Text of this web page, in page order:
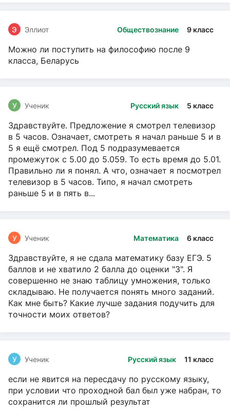
Обществознание 9 класс
Э Эллиот
Можно ли поступить на философию после 9
класса, Беларусь
Русский язык 5 класс
У Ученик
Здравствуйте. Предложение я смотрел телевизор
в 5 часов. Означает, смотреть я начал раньше 5 и в
5 я ещё смотрел. Под 5 подразумевается
промежуток с 5.00 до 5.059. То есть время до 5.01.
Правильно ли я понял. А что, означает я посмотрел
телевизор в 5 часов. Типо, я начал смотреть
раньше 5 и в пять в...
Математика 6 класс
У Ученик
Здравствуйте, я не сдала математику базу ЕГЭ. 5
баллов и не хватило 2 балла до оценки "3". Я
совершенно не знаю таблицу умножения, только
складываю. Не получается понять много заданий.
Как мне быть? Какие лучше задания подучить для
точности моих ответов?
Русский язык 11 класс
У Ученик
если не явится на пересдачу по русскому языку,
при условии что проходной бал был уже набран, то
сохранится ли прошлый результат